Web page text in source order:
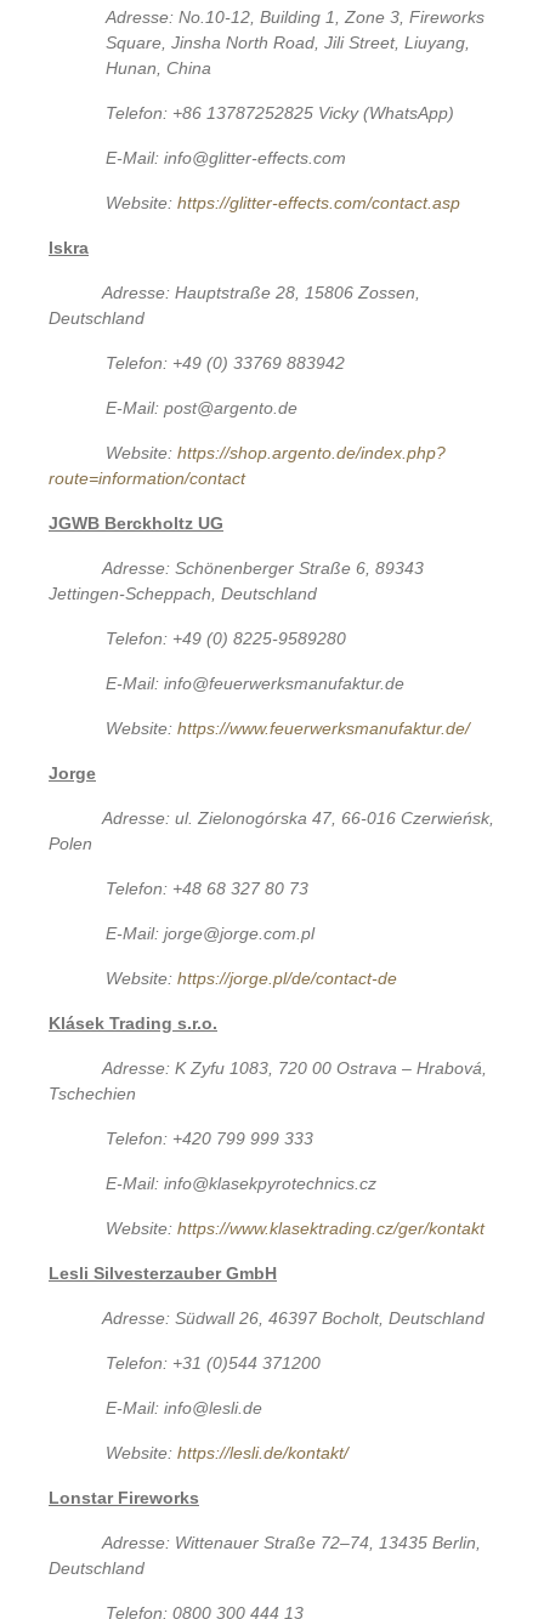
Adresse: No.10-12, Building 1, Zone 3, Fireworks
Square, Jinsha North Road, Jili Street, Liuyang,
Hunan, China
Telefon: +86 13787252825 Vicky (WhatsApp)
E-Mail: info@glitter-effects.com
Website:https://glitter-effects.com/contact.asp
Iskra
Adresse: Hauptstraße 28, 15806 Zossen,
Deutschland
Telefon: +49 (0) 33769 883942
E-Mail: post@argento.de
Website:https://shop.argento.de/index.php?
route=information/contact
JGWB Berckholtz UG
Adresse: Schönenberger Straße 6, 89343
Jettingen-Scheppach, Deutschland
Telefon: +49 (0) 8225-9589280
E-Mail: info@feuerwerksmanufaktur.de
Website:https://www.feuerwerksmanufaktur.de/
Jorge
Adresse: ul. Zielonogórska 47, 66-016 Czerwieńsk,
Polen
Telefon: +48 68 327 80 73
E-Mail: jorge@jorge.com.pl
Website:https://jorge.pl/de/contact-de
Klásek Trading s.r.o.
Adresse: K Zyfu 1083, 720 00 Ostrava – Hrabová,
Tschechien
Telefon: +420 799 999 333
E-Mail: info@klasekpyrotechnics.cz
Website:https://www.klasektrading.cz/ger/kontakt
Lesli Silvesterzauber GmbH
Adresse: Südwall 26, 46397 Bocholt, Deutschland
Telefon: +31 (0)544 371200
E-Mail: info@lesli.de
Website:https://lesli.de/kontakt/
Lonstar Fireworks
Adresse: Wittenauer Straße 72–74, 13435 Berlin,
Deutschland
Telefon: 0800 300 444 13